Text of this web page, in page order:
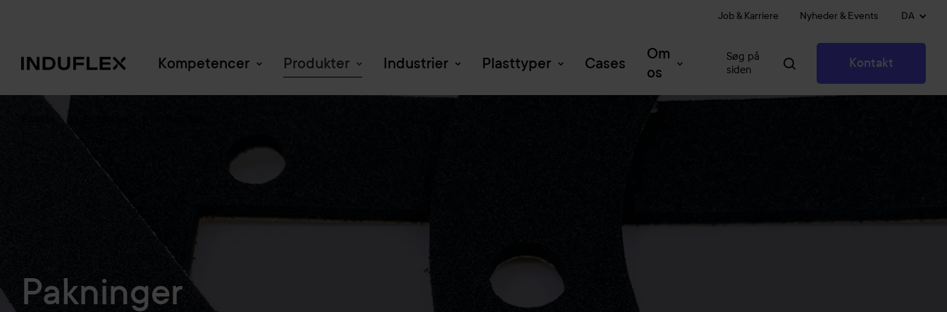
Job & Karriere Nyheder & Events DA
Kompetencer Produkter Industrier Plasttyper Cases
Om
os
Søg på
siden
Kontakt
Pakninger